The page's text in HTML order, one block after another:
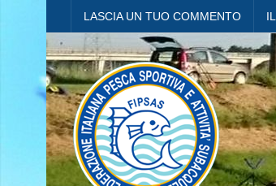
LASCIA UN TUO COMMENTO